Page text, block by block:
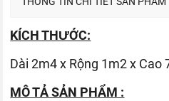
KÍCH THƯỚC:
Dài 2m4 x Rộng 1m2 x Cao
MÔ TẢ SẢN PHẨM :